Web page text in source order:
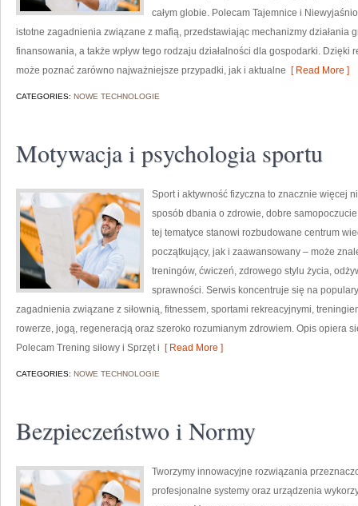
całym globie. Polecam Tajemnice i
istotne zagadnienia związane z mafią, przedstawiając mechanizmy działania
finansowania, a także wpływ tego rodzaju działalności dla gospodarki. Dzięki
może poznać zarówno najważniejsze przypadki, jak i aktualne [ Read More ]
CATEGORIES: NOWE TECHNOLOGIE
Motywacja i psychologia sportu
Sport i aktywność fizyczna to znacznie więcej
sposób dbania o zdrowie, dobre
tej tematyce stanowi rozbudowane centrum
początkujący, jak i zaawansowany – może
treningów, ćwiczeń, zdrowego stylu życia,
sprawności. Serwis koncentruje się na
zagadnienia związane z siłownią, fitnessem, sportami rekreacyjnymi,
rowerze, jogą, regeneracją oraz szeroko rozumianym zdrowiem. Opis opiera
Polecam Trening siłowy i Sprzęt i [ Read More ]
CATEGORIES: NOWE TECHNOLOGIE
Bezpieczeństwo i Normy
Tworzymy innowacyjne rozwiązania
profesjonalne systemy oraz urządzenia